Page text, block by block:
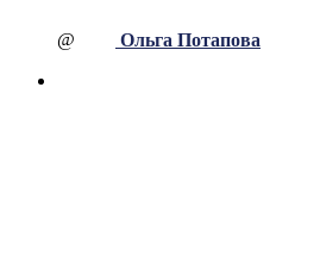
@ Ольга Потапова